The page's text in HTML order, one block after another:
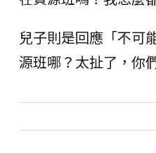
兒子則是回應「不可
源班哪？太扯了，你